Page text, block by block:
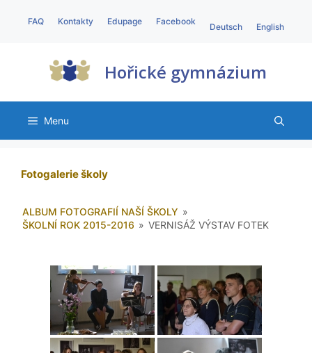
FAQ Kontakty Edupage Facebook
Deutsch English
Hořické gymnázium
Menu
Fotogalerie školy
ALBUM FOTOGRAFIÍ NAŠÍ ŠKOLY »
ŠKOLNÍ ROK 2015-2016 » VERNISÁŽ VÝSTAV FOTEK